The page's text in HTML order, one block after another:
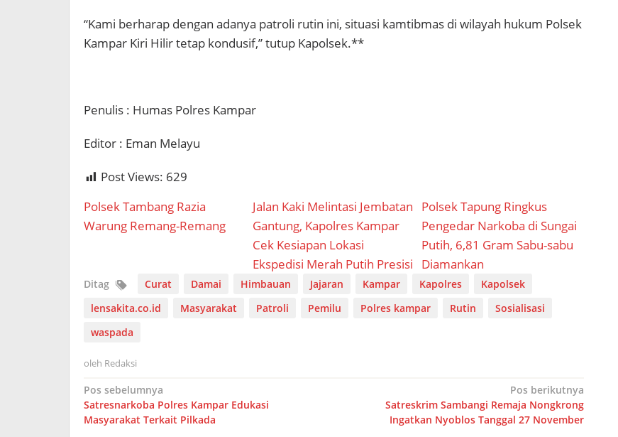
“Kami berharap dengan adanya patroli rutin ini, situasi kamtibmas di wilayah hukum Polsek
Kampar Kiri Hilir tetap kondusif,” tutup Kapolsek.**
Penulis : Humas Polres Kampar
Editor : Eman Melayu
Post Views: 629
Polsek Tambang Razia
Warung Remang-Remang
Jalan Kaki Melintasi Jembatan
Gantung, Kapolres Kampar
Cek Kesiapan Lokasi
Ekspedisi Merah Putih Presisi
Polsek Tapung Ringkus
Pengedar Narkoba di Sungai
Putih, 6,81 Gram Sabu-sabu
Diamankan
Ditag Curat Damai Himbauan Jajaran Kampar Kapolres
Kapolsek
lensakita.co.id
Masyarakat Patroli Pemilu Polres kampar Rutin
Sosialisasi
waspada
oleh Redaksi
Navigasi
pos
Pos sebelumnya
Satresnarkoba Polres Kampar Edukasi
Masyarakat Terkait Pilkada
Pos berikutnya
Satreskrim Sambangi Remaja Nongkrong
Ingatkan Nyoblos Tanggal 27 November